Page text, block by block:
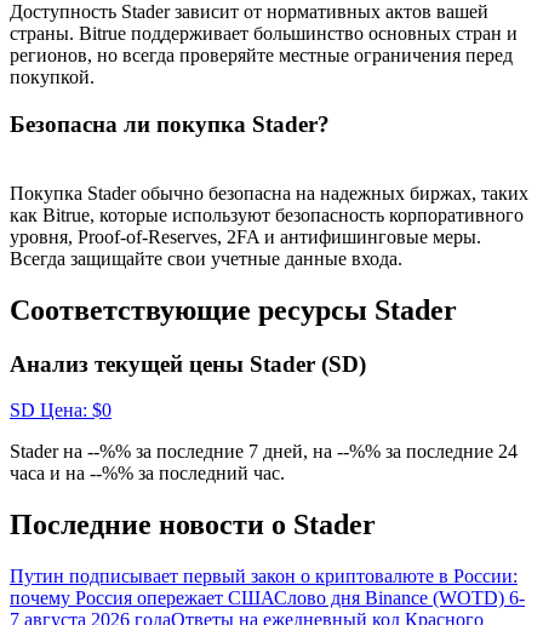
Больше событий
ЛогинЗарегистрироваться
ЛогинЗарегистрироваться
Доступность Stader зависит от нормативных актов вашей
страны. Bitrue поддерживает большинство основных стран и
регионов, но всегда проверяйте местные ограничения перед
покупкой.
Безопасна ли покупка Stader?
Покупка Stader обычно безопасна на надежных биржах, таких
как Bitrue, которые используют безопасность корпоративного
уровня, Proof-of-Reserves, 2FA и антифишинговые меры.
Всегда защищайте свои учетные данные входа.
Соответствующие ресурсы Stader
Анализ текущей цены Stader (SD)
SD Цена: $0
Stader на --%% за последние 7 дней, на --%% за последние 24
часа и на --%% за последний час.
Последние новости о Stader
Путин подписывает первый закон о криптовалюте в России:
почему Россия опережает СШАСлово дня Binance (WOTD) 6-
7 августа 2026 годаОтветы на ежедневный код Красного